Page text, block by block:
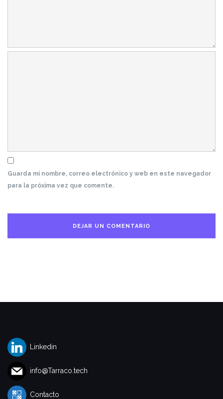
Guarda mi nombre, correo electrónico y web en este navegador
para la próxima vez que comente.
Linkedin
info@Tarraco.tech
Contacto